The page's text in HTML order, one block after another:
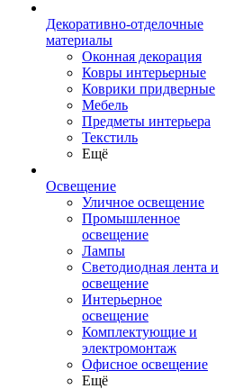
Декоративно-отделочные
материалы
Оконная декорация
Ковры интерьерные
Коврики придверные
Мебель
Предметы интерьера
Текстиль
Ещё
Освещение
Уличное освещение
Промышленное
освещение
Лампы
Светодиодная лента и
освещение
Интерьерное
освещение
Комплектующие и
электромонтаж
Офисное освещение
Ещё